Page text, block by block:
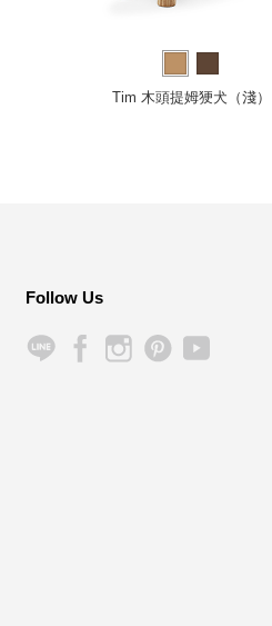
Tim 木頭提姆㹴犬（淺）
Follow Us